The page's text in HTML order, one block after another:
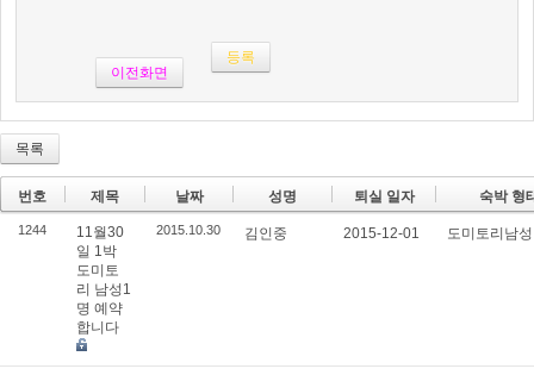
이전화면
목록
번호 제목 날짜 성명 퇴실 일자 숙박 형
1244
11월30
일 1박
도미토
리 남성1
명 예약
합니다
2015.10.30 김인중 2015-12-01 도미토리남